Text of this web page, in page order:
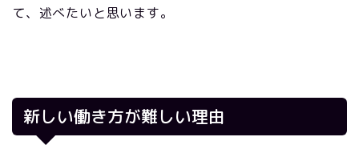
て、述べたいと思います。
新しい働き方が難しい理由